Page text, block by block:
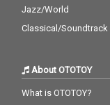
Jazz/World
Classical/Soundtrack
About OTOTOY
What is OTOTOY?